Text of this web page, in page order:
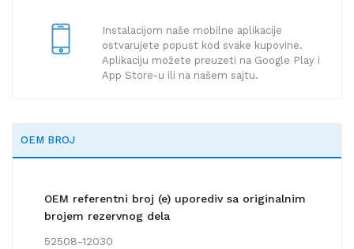
Instalacijom naše mobilne aplikacije
ostvarujete popust kod svake kupovine.
Aplikaciju možete preuzeti na Google Play i
App Store-u ili na našem sajtu.
OEM BROJ
OEM referentni broj (e) uporediv sa originalnim
brojem rezervnog dela
52508-12030